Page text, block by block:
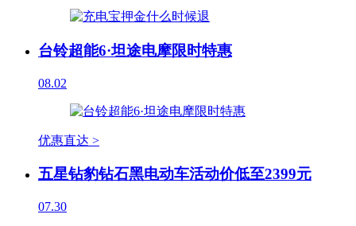
台铃超能6·坦途电摩限时特惠
08.02
优惠直达 >
五星钻豹钻石黑电动车活动价低至2399元
07.30